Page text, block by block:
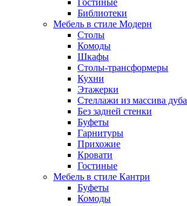
Гостиные
Библиотеки
Мебель в стиле Модерн
Столы
Комоды
Шкафы
Столы-трансформеры
Кухни
Этажерки
Стеллажи из массива дуба
Без задней стенки
Буфеты
Гарнитуры
Прихожие
Кровати
Гостиные
Мебель в стиле Кантри
Буфеты
Комоды